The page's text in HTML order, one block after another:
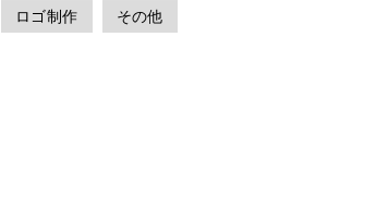
ロゴ制作 その他